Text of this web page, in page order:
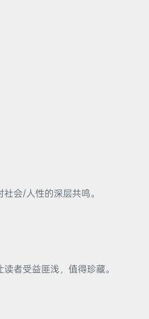
会/人性的深层共鸣。
者受益匪浅，值得珍藏。